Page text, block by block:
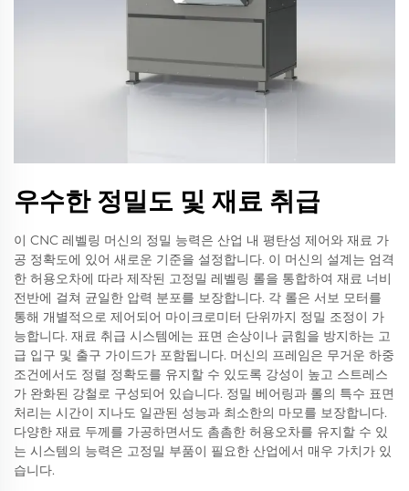
우수한 정밀도 및 재료 취급
이 CNC 레벨링 머신의 정밀 능력은 산업 내 평탄성 제어와 재료 가
공 정확도에 있어 새로운 기준을 설정합니다. 이 머신의 설계는 엄격
한 허용오차에 따라 제작된 고정밀 레벨링 롤을 통합하여 재료 너비
전반에 걸쳐 균일한 압력 분포를 보장합니다. 각 롤은 서보 모터를
통해 개별적으로 제어되어 마이크로미터 단위까지 정밀 조정이 가
능합니다. 재료 취급 시스템에는 표면 손상이나 긁힘을 방지하는 고
급 입구 및 출구 가이드가 포함됩니다. 머신의 프레임은 무거운 하중
조건에서도 정렬 정확도를 유지할 수 있도록 강성이 높고 스트레스
가 완화된 강철로 구성되어 있습니다. 정밀 베어링과 롤의 특수 표면
처리는 시간이 지나도 일관된 성능과 최소한의 마모를 보장합니다.
다양한 재료 두께를 가공하면서도 촘촘한 허용오차를 유지할 수 있
는 시스템의 능력은 고정밀 부품이 필요한 산업에서 매우 가치가 있
습니다.